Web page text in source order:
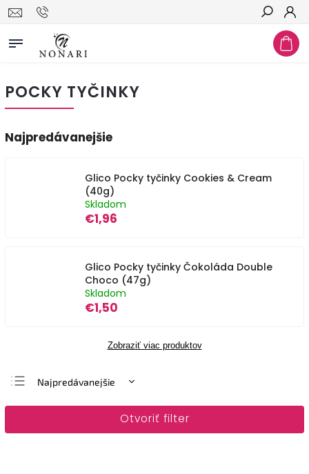
Hľadať
POCKY TYČINKY
Najpredávanejšie
Glico Pocky tyčinky Cookies & Cream
(40g)
Skladom
€1,96
Glico Pocky tyčinky Čokoláda Double
Choco (47g)
Skladom
€1,50
Zobraziť viac produktov
Najpredávanejšie
Najlacnejšie
Otvoriť filter